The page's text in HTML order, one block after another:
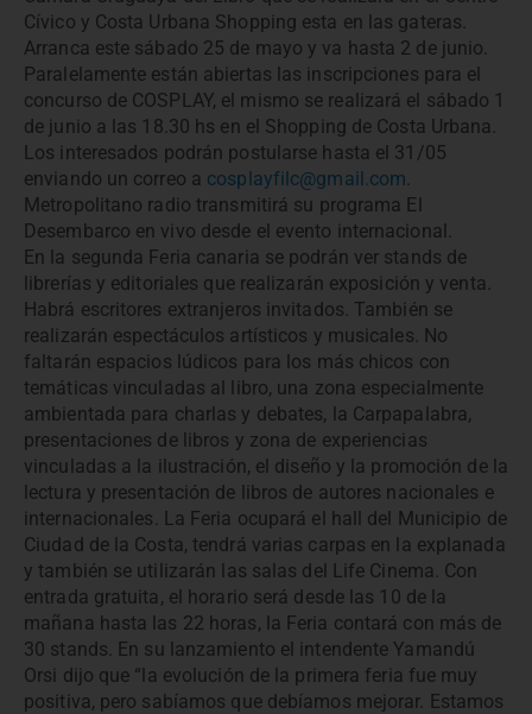
Cívico y Costa Urbana Shopping esta en las gateras.
Arranca este sábado 25 de mayo y va hasta 2 de junio.
Paralelamente están abiertas las inscripciones para el
concurso de COSPLAY, el mismo se realizará el sábado 1
de junio a las 18.30 hs en el Shopping de Costa Urbana.
Los interesados podrán postularse hasta el 31/05
enviando un correo a cosplayfilc@gmail.com
Metropolitano radio transmitirá su programa El
Desembarco en vivo desde el evento internacional.
En la segunda Feria canaria se podrán ver stands de
librerías y editoriales que realizarán exposición y venta.
Habrá escritores extranjeros invitados. También se
realizarán espectáculos artísticos y musicales. No
faltarán espacios lúdicos para los más chicos con
temáticas vinculadas al libro, una zona especialmente
ambientada para charlas y debates, la Carpapalabra,
presentaciones de libros y zona de experiencias
vinculadas a la ilustración, el diseño y la promoción de la
lectura y presentación de libros de autores nacionales e
internacionales. La Feria ocupará el hall del Municipio de
Ciudad de la Costa, tendrá varias carpas en la explanada
y también se utilizarán las salas del Life Cinema. Con
entrada gratuita, el horario será desde las 10 de la
mañana hasta las 22 horas, la Feria contará con más de
30 stands. En su lanzamiento el intendente Yamandú
Orsi dijo que “la evolución de la primera feria fue muy
positiva, pero sabíamos que debíamos mejorar. Estamos